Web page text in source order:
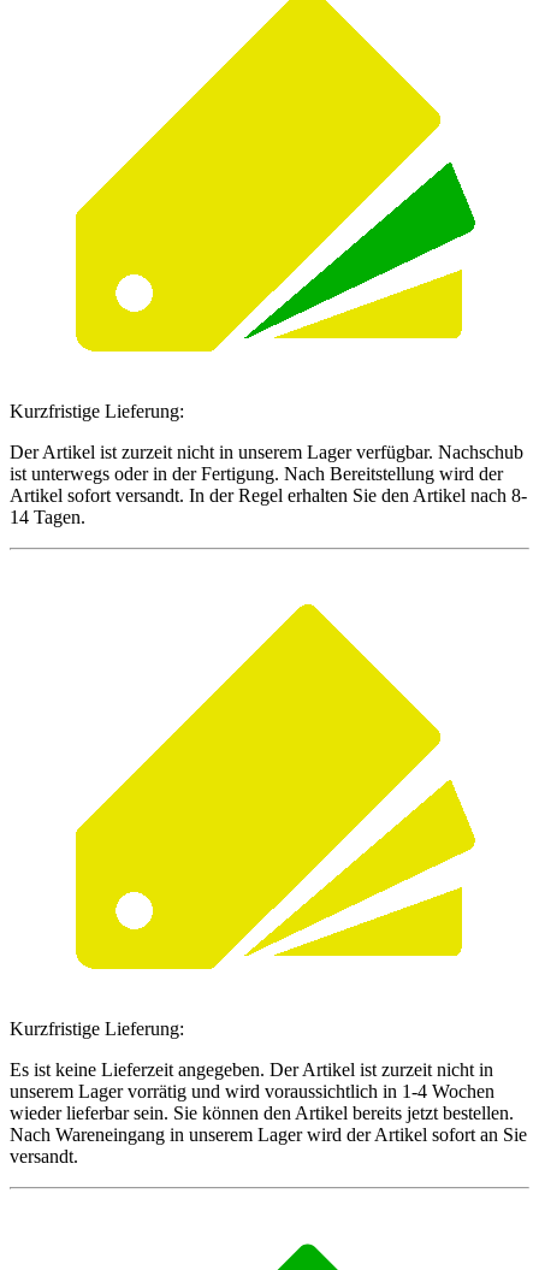
Kurzfristige Lieferung:
Der Artikel ist zurzeit nicht in unserem Lager verfügbar. Nachschub
ist unterwegs oder in der Fertigung. Nach Bereitstellung wird der
Artikel sofort versandt. In der Regel erhalten Sie den Artikel nach 8-
14 Tagen.
Kurzfristige Lieferung:
Es ist keine Lieferzeit angegeben. Der Artikel ist zurzeit nicht in
unserem Lager vorrätig und wird voraussichtlich in 1-4 Wochen
wieder lieferbar sein. Sie können den Artikel bereits jetzt bestellen.
Nach Wareneingang in unserem Lager wird der Artikel sofort an Sie
versandt.